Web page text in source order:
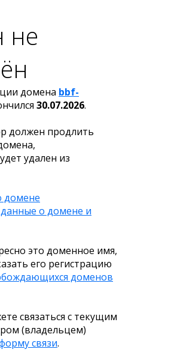
не
домена bbf-
30.07.2026.
должен продлить
удален из
домене
о домене и
это доменное имя,
его регистрацию
доменов
связаться с текущим
(владельцем)
связи.